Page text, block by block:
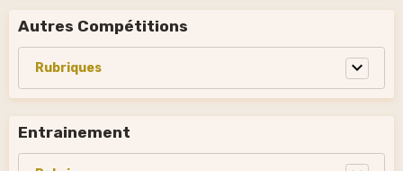
Autres Compétitions
Entrainement